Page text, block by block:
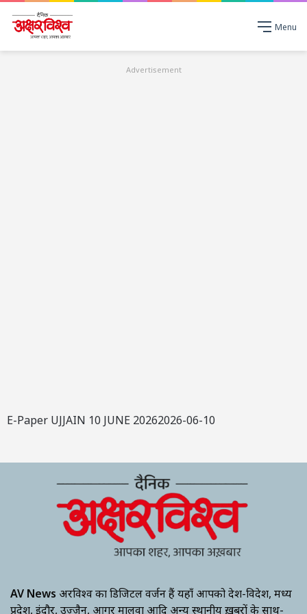
Menu
Advertisement
E-Paper UJJAIN 10 JUNE 20262026-06-10
AV News अक्षरविश्व का डिजिटल वर्जन हैं यहाँ आपको देश-विदेश, मध्य
प्रदेश, इंदौर, उज्जैन, आगर मालवा आदि अन्य स्थानीय ख़बरों के साथ-